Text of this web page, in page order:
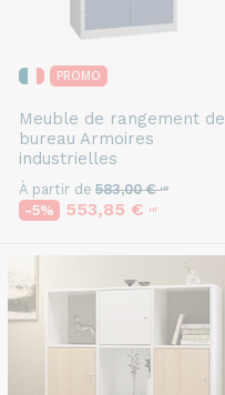
PROMO
Meuble de rangement de
bureau Armoires
industrielles
À partir de 583,00 €HT
-5% 553,85 € HT